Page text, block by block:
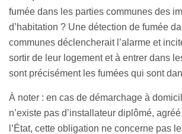
fumée dans les parties communes des
d’habitation ? Une détection de fumée
communes déclencherait l’alarme et
sortir de leur logement et à entrer dans
sont précisément les fumées qui sont
À noter : en cas de démarchage à
n’existe pas d’installateur diplômé,
l’État, cette obligation ne concerne pas